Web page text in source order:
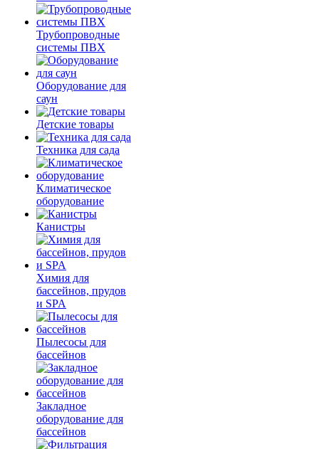
Трубопроводные
системы ПВХ
Оборудование для
саун
Детские товары
Техника для сада
Климатическое
оборудование
Канистры
Химия для
бассейнов, прудов
и SPA
Пылесосы для
бассейнов
Закладное
оборудование для
бассейнов